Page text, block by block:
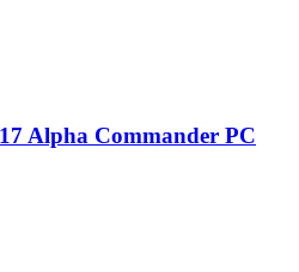
Alpha Commander PC